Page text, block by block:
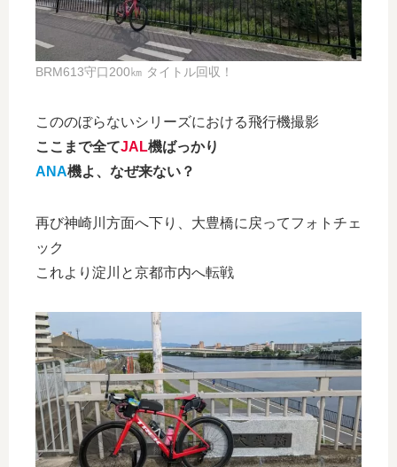
BRM613守口200㎞ タイトル回収！
こののぼらないシリーズにおける飛行機撮影
ここまで全てJAL機ばっかり
ANA機よ、なぜ来ない？
再び神崎川方面へ下り、大豊橋に戻ってフォトチェ
ック
これより淀川と京都市内へ転戦